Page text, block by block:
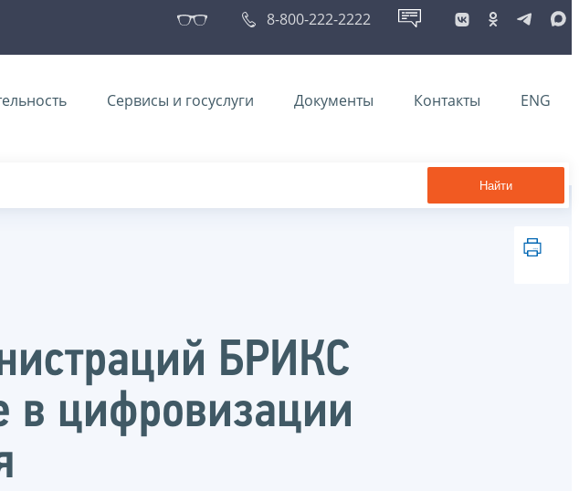
8-800-222-2222
Сервисы и госуслуги Документы Контакты ENG
Найти
БРИКС
в цифровизации